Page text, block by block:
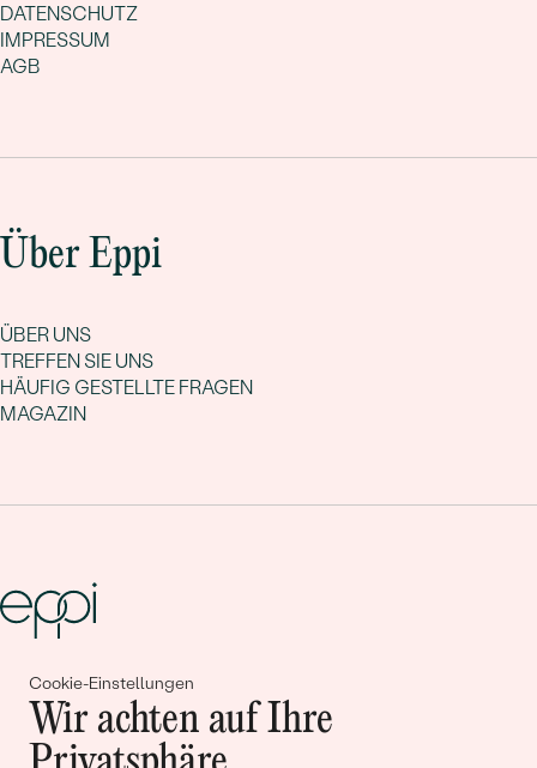
Cookie-Einstellungen
Wir achten auf Ihre
DATENSCHUTZ
IMPRESSUM
AGB
Über Eppi
ÜBER UNS
TREFFEN SIE UNS
HÄUFIG GESTELLTE FRAGEN
MAGAZIN
Gemeinsam erschaffen wir
Geschichten von Schönheit und